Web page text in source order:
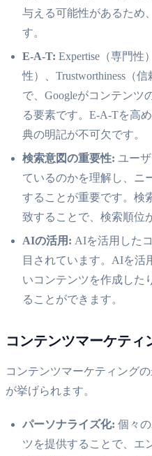
与える可能性があるため
す。
E-A-T: Expertise（専門性
性）、Trustworthiness（
で、Googleがコンテンツ
る要素です。E-A-Tを高
典の明記が不可欠です。
検索意図の重要性: ユー
ているのかを理解し、ニ
することが重要です。検
致することで、検索順位
AIの活用: AIを活用した
目されています。AIを活
いコンテンツを作成した
ることができます。
コンテンツマーケティ
コンテンツマーケティング
が挙げられます。
パーソナライズ化: 個々
ツを提供することで、エ